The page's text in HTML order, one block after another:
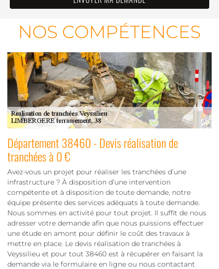
NOS COMPÉTENCES
Département 38460 - Devis réalisation de
tranchées à 0 €
Avez-vous un projet pour réaliser les tranchées d’une
infrastructure ? À disposition d’une intervention
compétente et à disposition de toute demande, notre
équipe présente des services adéquats à toute demande.
Nous sommes en activité pour tout projet. Il suffit de nous
adresser votre demande afin que nous puissions effectuer
une étude en amont pour définir le coût des travaux à
mettre en place. Le devis réalisation de tranchées à
Veyssilieu et pour tout 38460 est à récupérer en faisant la
demande via le formulaire en ligne ou nous contactant